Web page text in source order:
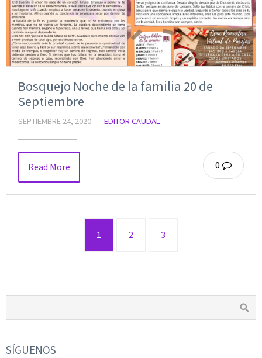
Bosquejo Noche de la familia 20 de
Septiembre
SEPTIEMBRE 24, 2020 EDITOR CAUDAL
0
Read More
1 2 3
SÍGUENOS